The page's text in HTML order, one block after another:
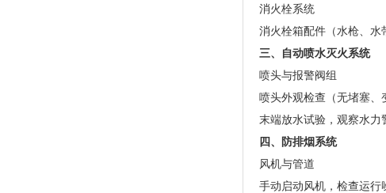
消火栓系统
消火栓箱配件（水枪、水
三、自动喷水灭火系统
喷头与报警阀组
喷头外观检查（无堵塞、
末端放水试验，观察水力
四、防排烟系统
风机与管道
手动启动风机，检查运行